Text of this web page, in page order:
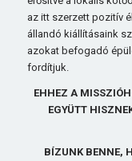
az itt szerzett pozitív
állandó kiállításaink
azokat befogadó
fordítjuk.
EHHEZ A
EGYÜTT
BÍZUNK BENNE,